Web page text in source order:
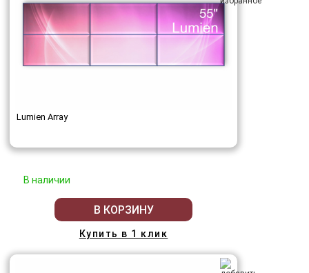
Lumien Array
В наличии
В КОРЗИНУ
Купить в 1 клик